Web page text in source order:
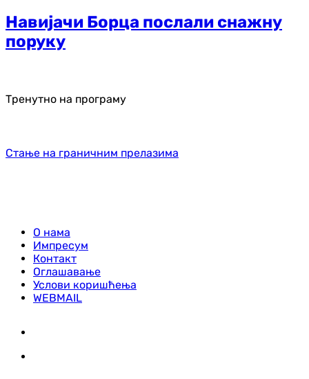
Навијачи Борца послали снажну
поруку
Тренутно на програму
Стање на граничним прелазима
О нама
Импресум
Контакт
Оглашавање
Услови коришћења
WEBMAIL